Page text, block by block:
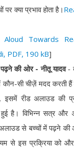
पर क्या प्रभाव होता है।
Aloud Towards
PDF, 190 kB]
की ओर - नीतू यादव-
कौन-सी चीज़ें मदद करती
रीड अलाउड की
हुई है। विभिन्न सत्र
से बच्चों में पढ़ने की
से इस प्रक्रिया को